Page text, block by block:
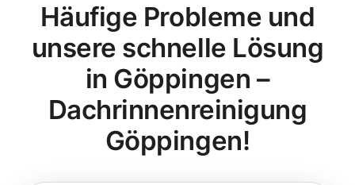
Häufige Probleme und
unsere schnelle Lösung
in Göppingen –
Dachrinnenreinigung
Göppingen!